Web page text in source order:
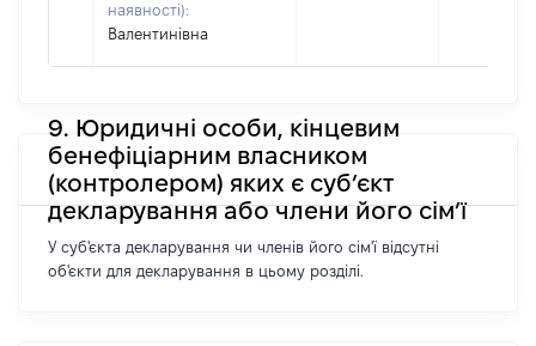
наявності):
Валентинівна
9. Юридичні особи, кінцевим
бенефіціарним власником
(контролером) яких є суб’єкт
декларування або члени його сім’ї
У суб'єкта декларування чи членів його сім'ї відсутні
об'єкти для декларування в цьому розділі.